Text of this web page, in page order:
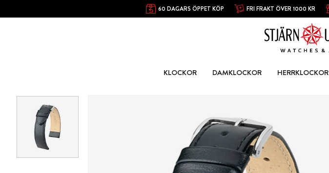
60 DAGARS ÖPPET KÖP FRI FRAKT ÖVER 1000 KR
KLOCKOR DAMKLOCKOR HERRKLOCKOR